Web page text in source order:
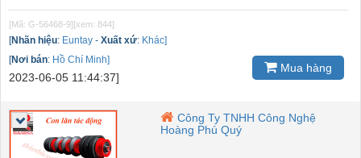
[Mã: G-56468-9][xem: 844]
[Nhãn hiệu: Euntay - Xuất xứ: Khác]
[Nơi bán: Hồ Chí Minh]
2023-06-05 11:44:37]
Mua hàng
Công Ty TNHH Công Nghệ
Hoàng Phú Quý